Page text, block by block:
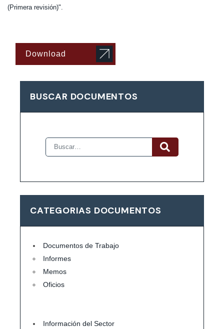
(Primera revisión)".
Download
BUSCAR DOCUMENTOS
CATEGORIAS DOCUMENTOS
Documentos de Trabajo
Informes
Memos
Oficios
Información del Sector